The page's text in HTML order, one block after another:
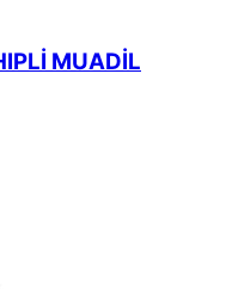
MUADİL